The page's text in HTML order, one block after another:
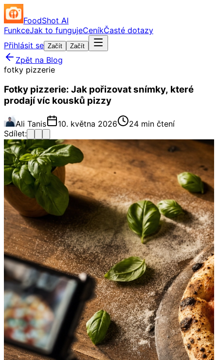
FoodShot AI
FunkceJak to fungujeCeníkČasté dotazy
Přihlásit se Začít Začít
Zpět na Blog
fotky pizzerie
Fotky pizzerie: Jak pořizovat snímky, které
prodají víc kousků pizzy
Ali Tanis 10. května 2026
24 min čtení
Sdílet: